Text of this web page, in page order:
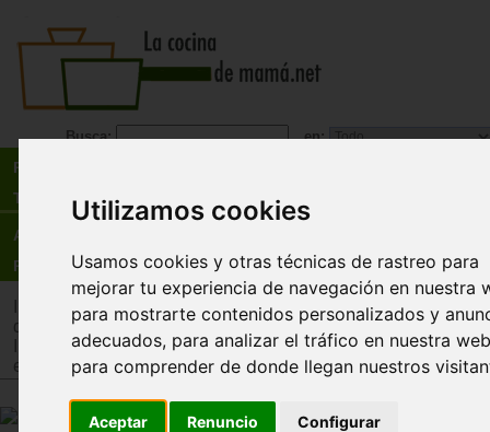
Utilizamos cookies
Usamos cookies y otras técnicas de rastreo para
mejorar tu experiencia de navegación en nuestra
para mostrarte contenidos personalizados y
adecuados, para analizar el tráfico en nuestra
para comprender de donde llegan nuestros
Aceptar Renuncio Configurar
Busca: en:
Recetas
Tienda
Actualidad
Registro
>Tienda >Juguetes infantiles> Juguetes por edad>
de 12 años
>Tienda>Juguetes infantiles>Juguetes por tipo>
estrategia
Exit el juego. El bosque